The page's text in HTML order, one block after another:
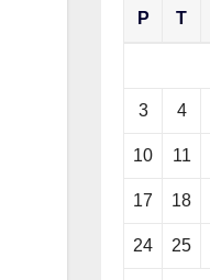
P T
3 4
10 11
17 18
24 25